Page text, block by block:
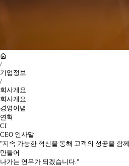
/
기업정보
/
회사개요
회사개요
경영이념
연혁
CI
CEO 인사말
"지속 가능한 혁신을 통해 고객의 성공을 함께
만들어
나가는 연우가 되겠습니다."